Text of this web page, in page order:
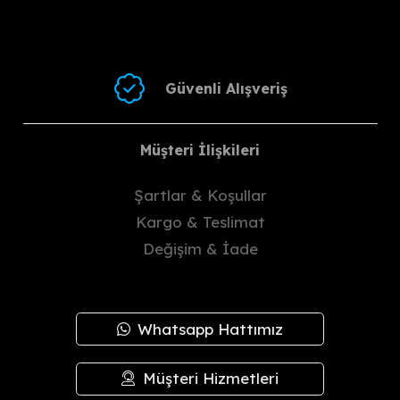
Güvenli Alışveriş
Müşteri İlişkileri
Şartlar & Koşullar
Kargo & Teslimat
Değişim & İade
Whatsapp Hattımız
Müşteri Hizmetleri